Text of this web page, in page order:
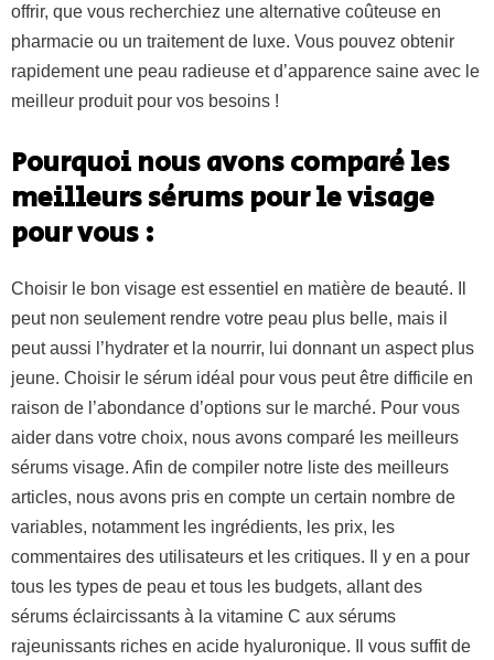
offrir, que vous recherchiez une alternative coûteuse en
pharmacie ou un traitement de luxe. Vous pouvez obtenir
rapidement une peau radieuse et d’apparence saine avec le
meilleur produit pour vos besoins !
Pourquoi nous avons comparé les
meilleurs sérums pour le visage
pour vous :
Choisir le bon visage est essentiel en matière de beauté. Il
peut non seulement rendre votre peau plus belle, mais il
peut aussi l’hydrater et la nourrir, lui donnant un aspect plus
jeune. Choisir le sérum idéal pour vous peut être difficile en
raison de l’abondance d’options sur le marché. Pour vous
aider dans votre choix, nous avons comparé les meilleurs
sérums visage. Afin de compiler notre liste des meilleurs
articles, nous avons pris en compte un certain nombre de
variables, notamment les ingrédients, les prix, les
commentaires des utilisateurs et les critiques. Il y en a pour
tous les types de peau et tous les budgets, allant des
sérums éclaircissants à la vitamine C aux sérums
rajeunissants riches en acide hyaluronique. Il vous suffit de